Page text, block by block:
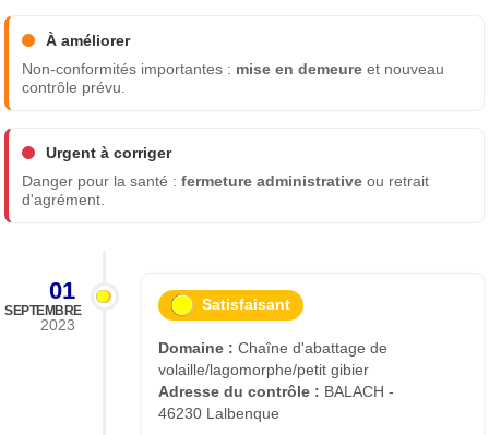
À améliorer
Non-conformités importantes : mise en demeure et nouveau
contrôle prévu.
Urgent à corriger
Danger pour la santé :fermeture administrative ou retrait
d'agrément.
01
SEPTEMBRE
2023
Satisfaisant
Domaine : Chaîne d'abattage de
volaille/lagomorphe/petit gibier
Adresse du contrôle : BALACH -
46230 Lalbenque